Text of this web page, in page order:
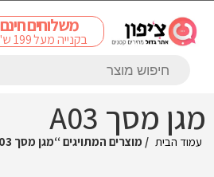
משלוחים חינם
בקנייה מעל 199 ש"ח
מגן מסך A03
עמוד הבית / מוצרים המתויגים “מגן מסך A03”